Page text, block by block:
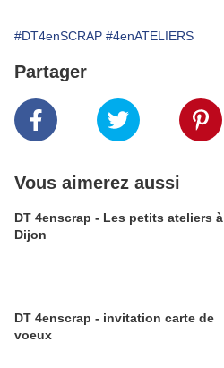
#DT4enSCRAP #4enATELIERS
Partager
Vous aimerez aussi
DT 4enscrap - Les petits ateliers à
Dijon
DT 4enscrap - invitation carte de
voeux